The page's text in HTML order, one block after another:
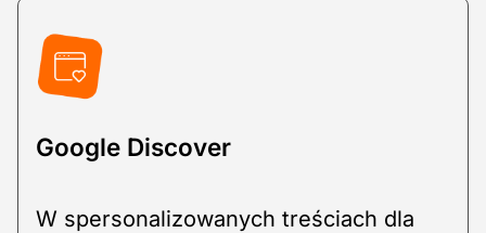
Google Discover
W spersonalizowanych treściach dla